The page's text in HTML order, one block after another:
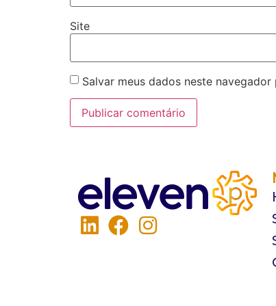
Site
Salvar meus dados neste